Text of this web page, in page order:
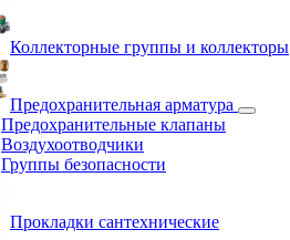
Коллекторные группы и коллекторы
Предохранительная арматура
Предохранительные клапаны
Воздухоотводчики
Группы безопасности
Прокладки сантехнические